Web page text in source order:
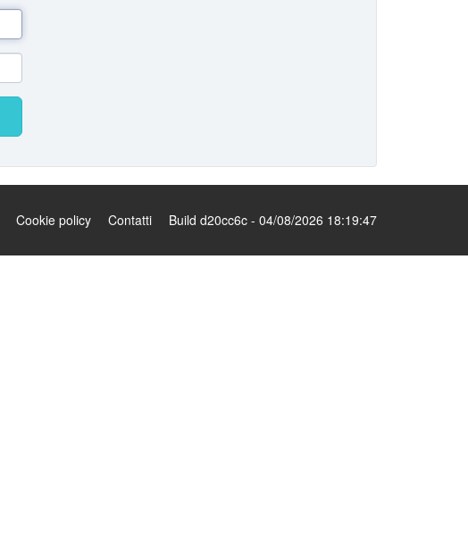
Cookie policy Contatti Build d20cc6c - 04/08/2026 18:19:47